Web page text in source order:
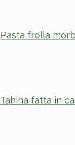
Pasta frolla
Tahina fatta in